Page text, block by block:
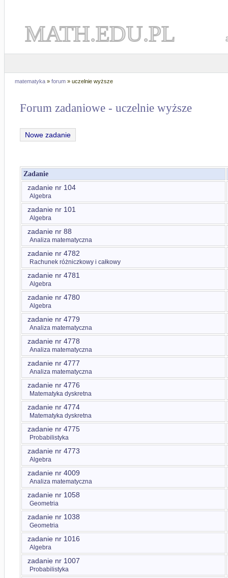
MATH.EDU.PL
matematyka » forum » uczelnie wyższe
Forum zadaniowe - uczelnie wyższe
Nowe zadanie
Zadanie
zadanie nr 104
Algebra
zadanie nr 101
Algebra
zadanie nr 88
Analiza matematyczna
zadanie nr 4782
Rachunek różniczkowy i całkowy
zadanie nr 4781
Algebra
zadanie nr 4780
Algebra
zadanie nr 4779
Analiza matematyczna
zadanie nr 4778
Analiza matematyczna
zadanie nr 4777
Analiza matematyczna
zadanie nr 4776
Matematyka dyskretna
zadanie nr 4774
Matematyka dyskretna
zadanie nr 4775
Probabilistyka
zadanie nr 4773
Algebra
zadanie nr 4009
Analiza matematyczna
zadanie nr 1058
Geometria
zadanie nr 1038
Geometria
zadanie nr 1016
Algebra
zadanie nr 1007
Probabilistyka